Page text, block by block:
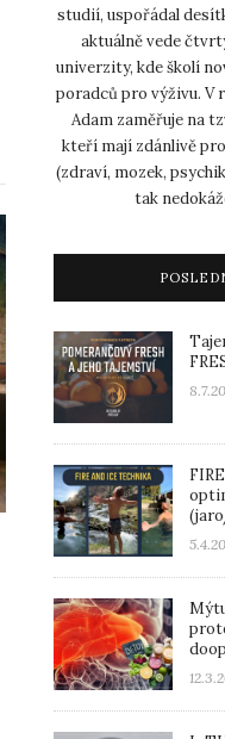
studií, uspořádal
aktuálně vede
univerzity, kde školí
poradců pro výživu. V
Adam zaměřuje na
kteří mají zdánlivě
(zdraví, mozek,
tak